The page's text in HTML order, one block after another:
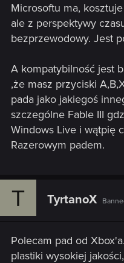
Microsoftu ma,
ale z perspektywy
bezprzewodowy. Jest
A kompatybilność jest
,że masz przyciski
pada jako jakiegoś
szczególne Fable III
Windows Live i wątpię
Razerowym padem.
T TyrtanoX
Polecam pad od
plastiki wysokiej